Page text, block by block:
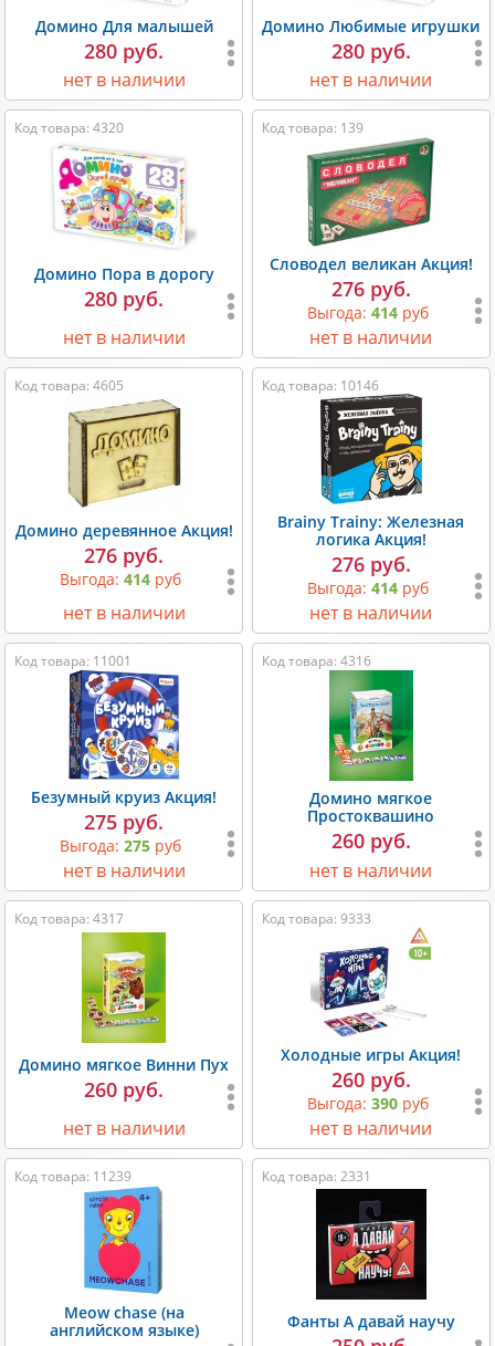
Домино Для малышей
280 руб.
нет в наличии
Домино Любимые игрушки
280 руб.
нет в наличии
Код товара: 4320
Домино Пора в дорогу
280 руб.
нет в наличии
Код товара: 139
Словодел великан Акция!
276 руб.
Выгода: 414руб
нет в наличии
Код товара: 4605
Домино деревянное Акция!
276 руб.
Выгода:414 руб
нет в наличии
Код товара: 10146
Brainy Trainy: Железная
логика Акция!
276 руб.
Выгода: 414руб
нет в наличии
Код товара: 11001
Безумный круиз Акция!
275 руб.
Выгода:275 руб
нет в наличии
Код товара: 4316
Домино мягкое
Простоквашино
260 руб.
нет в наличии
Код товара: 4317
Домино мягкое Винни Пух
260 руб.
нет в наличии
Код товара: 9333
Холодные игры Акция!
260 руб.
Выгода: 390руб
нет в наличии
Код товара: 11239
Meow chase (на
английском языке)
Код товара: 2331
Фанты А давай научу